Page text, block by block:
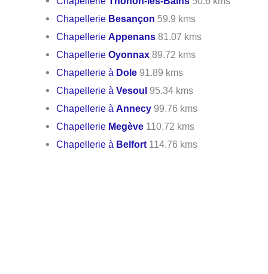
Chapellerie Besançon 59.9 kms
ChapellerieAppenans 81.07 kms
ChapellerieOyonnax 89.72 kms
Chapellerie à Dole 91.89 kms
Chapellerie àVesoul 95.34 kms
Chapellerie àAnnecy 99.76 kms
Chapellerie Megève 110.72 kms
Chapellerie à Belfort 114.76 kms